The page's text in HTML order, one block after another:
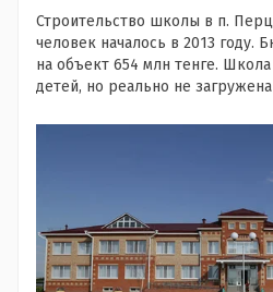
Строительство школы в п.
человек началось в 2013 году.
на объект 654 млн тенге. Школа
детей, но реально не